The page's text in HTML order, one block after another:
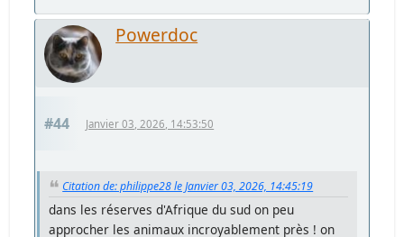
Powerdoc
#44 Janvier 03, 2026, 14:53:50
Citation de: philippe28 le Janvier 03, 2026, 14:45:19
dans les réserves d'Afrique du sud on peu
approcher les animaux incroyablement près ! on